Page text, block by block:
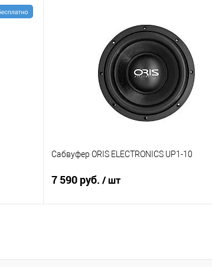
В избранное
Сабвуфер ORIS ELECTRONICS UP1-10
7 590 руб. / шт
Сравнение В избранное